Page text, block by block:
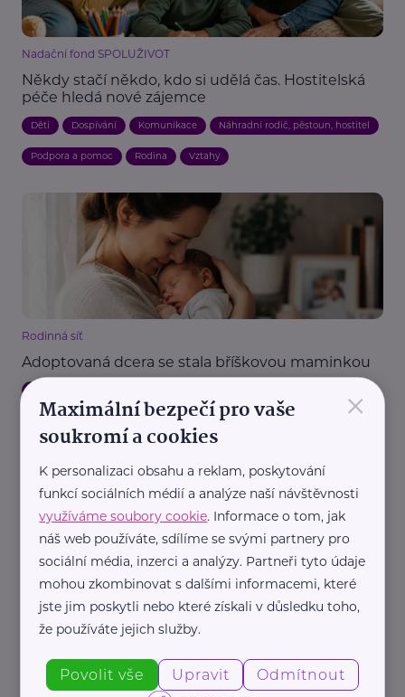
Nadační fond SPOLUŽIVOT
Někdy stačí někdo, kdo si udělá čas. Hostitelská
péče hledá nové zájemce
Děti Dospívání Komunikace Náhradní rodič, pěstoun, hostitel
Podpora a pomoc Rodina Vztahy
Rodinná síť
Adoptovaná dcera se stala bříškovou maminkou
Mezi námi, o.p.s.
Co mohou děti získat od babiček a dědečků?
Výstava na Staroměstském náměstí připomíná
sílu mezigeneračních vztahů
Aktivity Babička a děda Děti Výchova dětí Vztahy
Zábava
×
Maximální bezpečí pro vaše
soukromí a cookies
K personalizaci obsahu a reklam, poskytování
funkcí sociálních médií a analýze naší návštěvnosti
využíváme soubory cookie. Informace o tom, jak
náš web používáte, sdílíme se svými partnery pro
sociální média, inzerci a analýzy. Partneři tyto údaje
mohou zkombinovat s dalšími informacemi, které
jste jim poskytli nebo které získali v důsledku toho,
že používáte jejich služby.
Povolit vše Upravit Odmítnout